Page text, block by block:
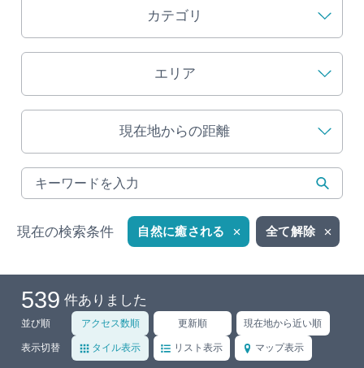
インフォメーション
ぎふ旅レポーター記事
早わかり岐阜
買い物・お土産
体験予約サイト「ＶＩＳＩＴ岐阜県」
岐阜県まるごと観光エリアガイド
岐阜県観光データベース
カテゴリ
エリア
現在地からの距離
現在の検索条件 自然に癒される 全て解除
539 件ありました
並び順 アクセス数順 更新順 現在地から近い順
表示切替 タイル表示 リスト表示 マップ表示